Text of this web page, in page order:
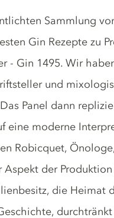
Sammlung
Gin Rezepte zu
- Gin 1495. Wir
und
Panel dann
eine moderne
Robicquet,
Aspekt der
die Heimat